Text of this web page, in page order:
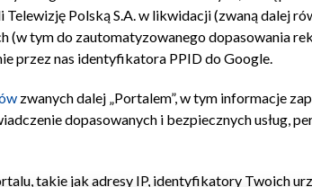
Polską S.A. w likwidacji (zwaną dalej
(w tym do zautomatyzowanego dopasowania
przez nas identyfikatora PPID do Google.
zwanych dalej „Portalem”, w tym informacje
dopasowanych i bezpiecznych usług,
takie jak adresy IP, identyfikatory Twoich